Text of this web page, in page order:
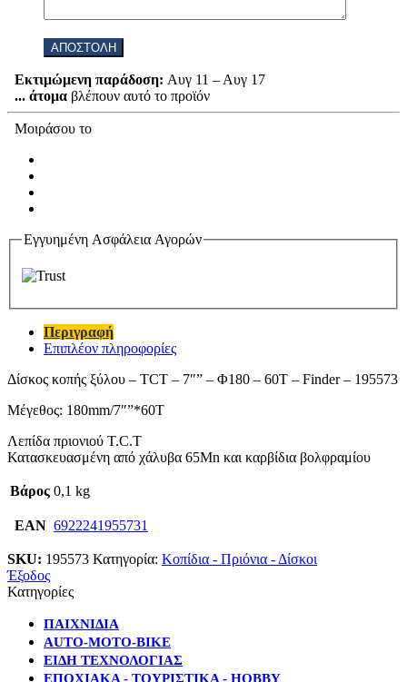
Εκτιμώμενη παράδοση: Αυγ 11 – Αυγ 17
... άτομα βλέπουν αυτό το προϊόν
Μοιράσου το
Εγγυημένη Ασφάλεια Αγορών
Περιγραφή
Επιπλέον πληροφορίες
Δίσκος κοπής ξύλου – TCT – 7″” – Φ180 – 60T – Finder – 195573
Μέγεθος: 180mm/7″”*60T
Λεπίδα πριονιού T.C.T
Κατασκευασμένη από χάλυβα 65Mn και καρβίδια βολφραμίου
Βάρος 0,1 kg
EAN 6922241955731
SKU: 195573 Κατηγορία: Κοπίδια - Πριόνια - Δίσκοι
Έξοδος
Κατηγορίες
ΠΑΙΧΝΙΔΙΑ
AUTO-MOTO-BIKE
ΕΙΔΗ ΤΕΧΝΟΛΟΓΙΑΣ
ΕΠΟΧΙΑΚΑ - ΤΟΥΡΙΣΤΙΚΑ - HOBBY